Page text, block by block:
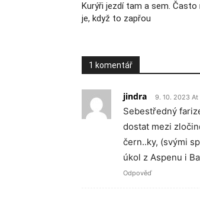
Kurýři jezdí tam a sem.
je, když to zapřou
1 komentář
jindra 9. 10. 2023 At
Sebestředný
dostat mezi
čern..ky, (svými
úkol z Aspenu i
Odpověď